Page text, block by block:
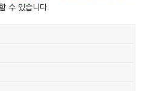
수 있습니다.